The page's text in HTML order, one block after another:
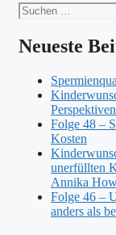
Suchen
nach:
Neueste
Perspektiven
Folge 48 –
Kosten
unerfüllten
Annika
Folge 46 –
anders als